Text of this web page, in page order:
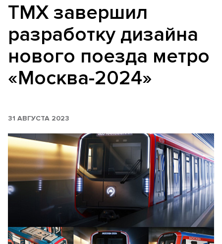
ТМХ завершил
разработку дизайна
нового поезда метро
«Москва-2024»
31 АВГУСТА 2023